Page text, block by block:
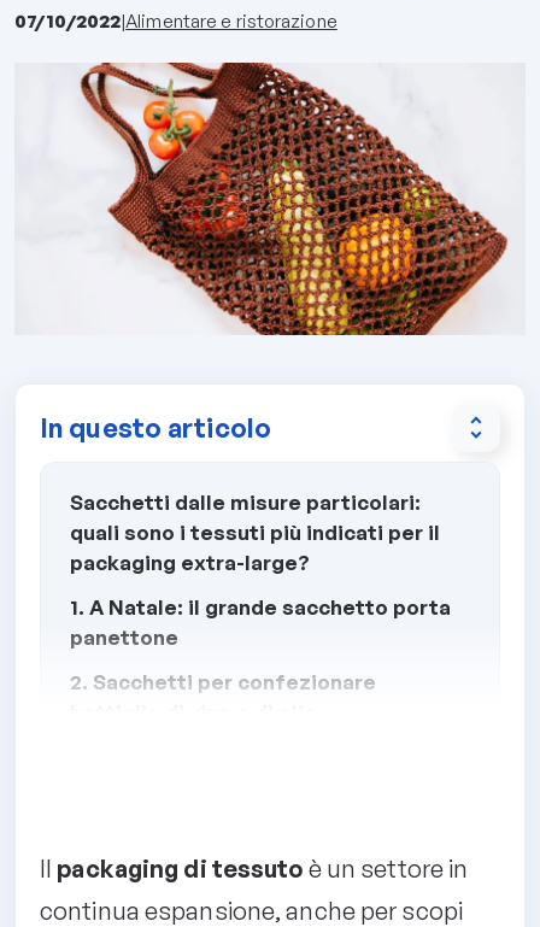
07/10/2022|Alimentare e ristorazione
In questo articolo unfold_more
Sacchetti dalle misure particolari:
quali sono i tessuti più indicati per il
packaging extra-large?
1. A Natale: il grande sacchetto porta
panettone
2. Sacchetti per confezionare
patate e legumi
5. Sacchetto di cotone naturale
Il packaging di tessuto è un settore in
continua espansione, anche per scopi